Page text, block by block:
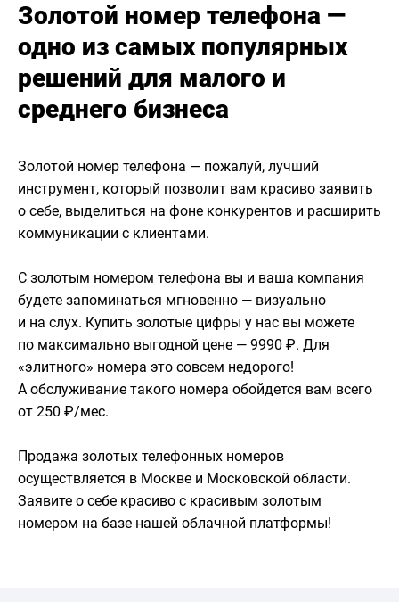
Золотой номер телефона —
одно из самых популярных
решений для малого и
среднего бизнеса
Золотой номер телефона — пожалуй, лучший
инструмент, который позволит вам красиво заявить
о себе, выделиться на фоне конкурентов и расширить
коммуникации с клиентами.
С золотым номером телефона вы и ваша компания
будете запоминаться мгновенно — визуально
и на слух. Купить золотые цифры у нас вы можете
по максимально выгодной цене — 9990 ₽. Для
«элитного» номера это совсем недорого!
А обслуживание такого номера обойдется вам всего
от 250 ₽/мес.
Продажа золотых телефонных номеров
осуществляется в Москве и Московской области.
Заявите о себе красиво с красивым золотым
номером на базе нашей облачной платформы!